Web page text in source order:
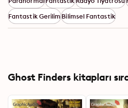
Fantastik GerilimBilimsel Fantastik
Ghost Finders kitapları